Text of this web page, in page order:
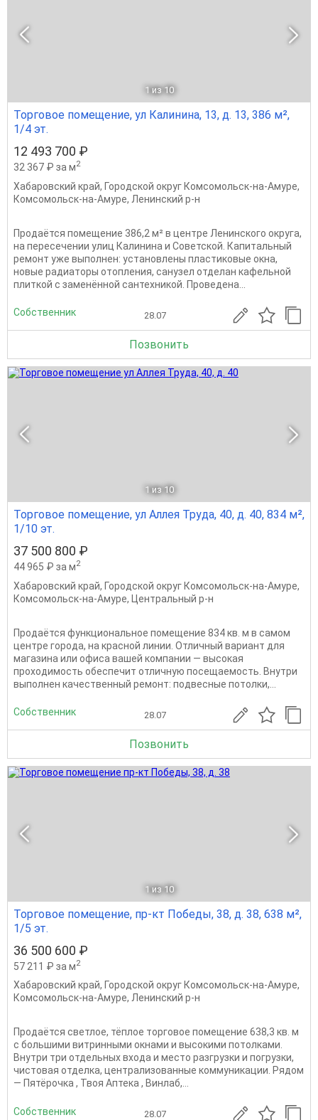
1 из 10
Торговое помещение, ул Калинина, 13, д. 13, 386 м²,
1/4 эт.
12 493 700 ₽
32 367 ₽ за м2
Хабаровский край, Городской округ Комсомольск-на-Амуре,
Комсомольск-на-Амуре, Ленинский р-н
Продаётся помещение 386,2 м² в центре Ленинского округа,
на пересечении улиц Калинина и Советской. Капитальный
ремонт уже выполнен: установлены пластиковые окна,
новые радиаторы отопления, санузел отделан кафельной
плиткой с заменённой сантехникой. Проведена...
Собственник 28.07
Позвонить
1 из 10
Торговое помещение, ул Аллея Труда, 40, д. 40, 834 м²,
1/10 эт.
37 500 800 ₽
44 965 ₽ за м2
Хабаровский край, Городской округ Комсомольск-на-Амуре,
Комсомольск-на-Амуре, Центральный р-н
Продаётся функциональное помещение 834 кв. м в самом
центре города, на красной линии. Отличный вариант для
магазина или офиса вашей компании — высокая
проходимость обеспечит отличную посещаемость. Внутри
выполнен качественный ремонт: подвесные потолки,...
Собственник 28.07
Позвонить
1 из 10
Торговое помещение, пр-кт Победы, 38, д. 38, 638 м²,
1/5 эт.
36 500 600 ₽
57 211 ₽ за м2
Хабаровский край, Городской округ Комсомольск-на-Амуре,
Комсомольск-на-Амуре, Ленинский р-н
Продаётся светлое, тёплое торговое помещение 638,3 кв. м
с большими витринными окнами и высокими потолками.
Внутри три отдельных входа и место разгрузки и погрузки,
чистовая отделка, централизованные коммуникации. Рядом
— Пятёрочка , Твоя Аптека , Винлаб,...
Собственник 28.07